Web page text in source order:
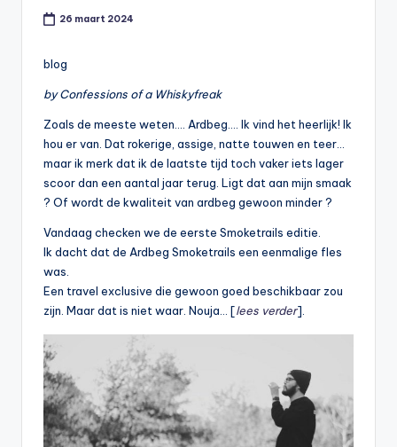
26 maart 2024
blog
by Confessions of a Whiskyfreak
Zoals de meeste weten…. Ardbeg…. Ik vind het heerlijk! Ik
hou er van. Dat rokerige, assige, natte touwen en teer…
maar ik merk dat ik de laatste tijd toch vaker iets lager
scoor dan een aantal jaar terug. Ligt dat aan mijn smaak
? Of wordt de kwaliteit van ardbeg gewoon minder ?
Vandaag checken we de eerste Smoketrails editie.
Ik dacht dat de Ardbeg Smoketrails een eenmalige fles
was.
Een travel exclusive die gewoon goed beschikbaar zou
zijn. Maar dat is niet waar. Nouja… [lees verder].